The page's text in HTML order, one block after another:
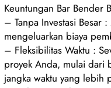
Keuntungan Bar Bender
– Tanpa Investasi Besar
mengeluarkan biaya
– Fleksibilitas Waktu :
proyek Anda, mulai dari
jangka waktu yang lebih